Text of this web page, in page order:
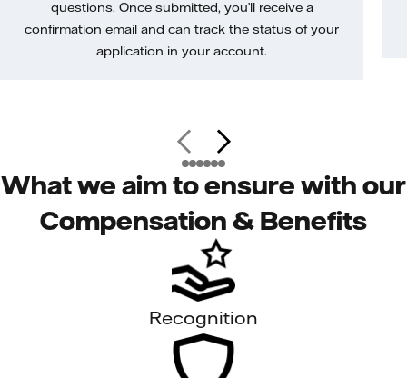
questions. Once submitted, you’ll receive a
confirmation email and can track the status of your
application in your account.
What we aim to ensure with our
Compensation & Benefits
Recognition